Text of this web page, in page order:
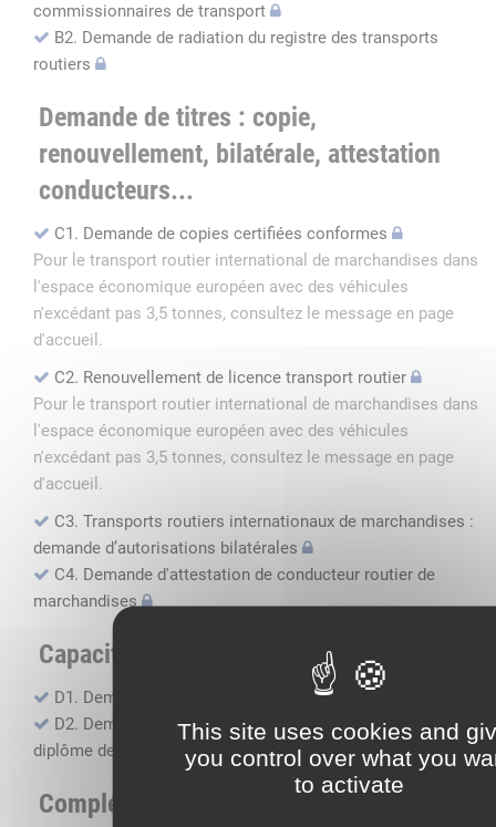
This site uses cookies and
you control over what you
to activate
commissionnaires de transport
B2. Demande de radiation du registre des transports
routiers
Demande de titres : copie,
renouvellement, bilatérale, attestation
conducteurs...
C1. Demande de copies certifiées conformes
Pour le transport routier international de marchandises dans
l'espace économique européen avec des véhicules
n'excédant pas 3,5 tonnes, consultez le message en page
d'accueil.
C2. Renouvellement de licence transport routier
Pour le transport routier international de marchandises dans
l'espace économique européen avec des véhicules
n'excédant pas 3,5 tonnes, consultez le message en page
d'accueil.
C3. Transports routiers internationaux de marchandises :
demande d’autorisations bilatérales
C4. Demande d'attestation de conducteur routier de
marchandises
Capacité professionnelle
D1. Demande d’attestation de capacité professionnelle
D2. Demande de certificat attestant l'obtention du
diplôme de capacité professionnelle
Compléments, suivi financier